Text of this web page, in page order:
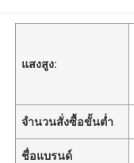
แสงสูง:
จำนวนสั่งซื้อขั้นต่ำ
ชื่อแบรนด์